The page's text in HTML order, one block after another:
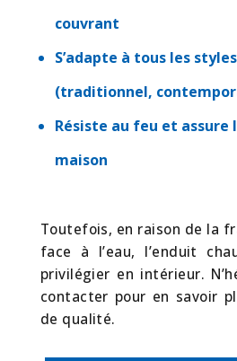
couvrant
S’adapte à tous les
(traditionnel,
Résiste au feu et assure
maison
Toutefois, en raison de la
face à l’eau, l’enduit
privilégier en intérieur.
contacter pour en savoir
de qualité.